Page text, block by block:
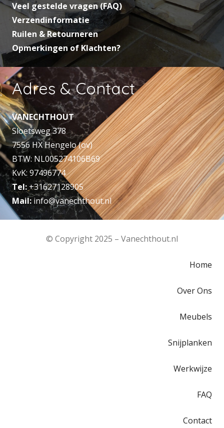
Veel gestelde vragen (FAQ)
Verzendinformatie
Ruilen & Retourneren
Opmerkingen of Klachten?
Adres & Contact
VANECHTHOUT
Sloetsweg 378
7556 HX Hengelo (ov)
BTW: NL005274106B69
KvK: 97496774
Tel:+31627128905
Mail: info@vanechthout.nl
© Copyright 2025 – Vanechthout.nl
Home
Over Ons
Meubels
Snijplanken
Werkwijze
FAQ
Contact